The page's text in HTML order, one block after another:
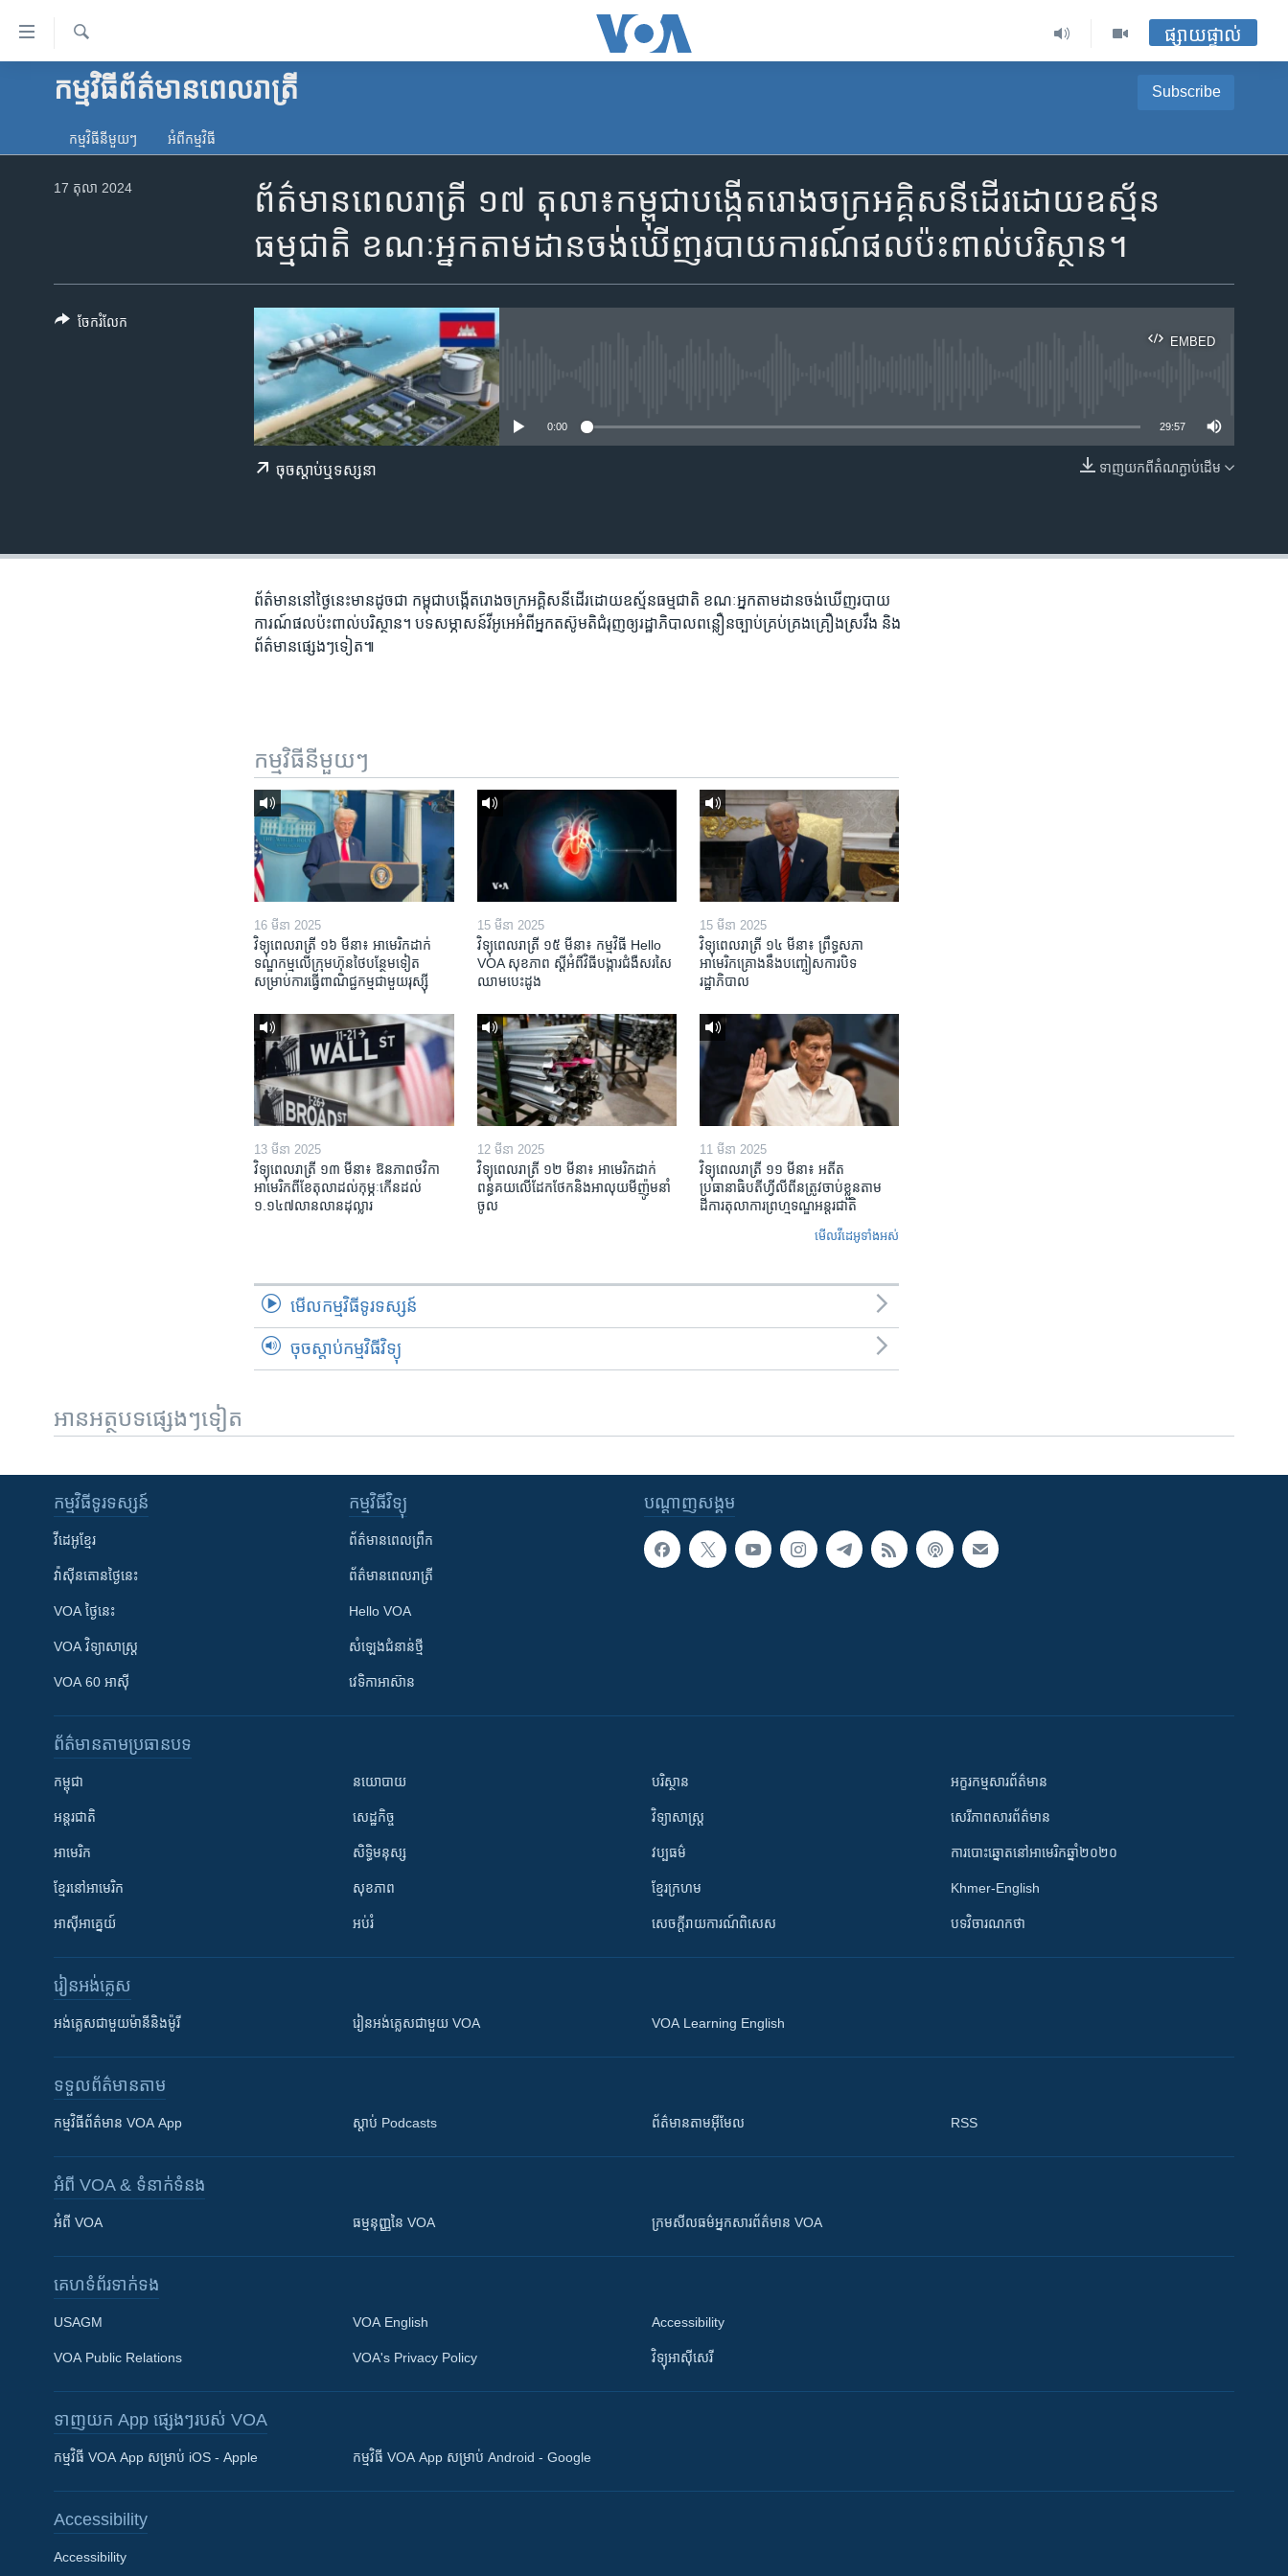
ទៅ​
គេហទំព័រ​
ទាក់ទង
និង​អាមេរិក
ទូរទស្សន៍ / វីដេអូ​
Khmer English
ភាសា
រក
ផ្សាយផ្ទាល់
កម្មវិធី​ព័ត៌មាន​ពេលរាត្រី Subscribe
Apple Podcasts
កម្មវិធី​នីមួយៗ អំពី​កម្មវិធី​
ព័ត៌មានពេលរាត្រី ១៧ តុលា៖កម្ពុជា​បង្កើត​រោង​ចក្រ​អគ្គិសនី​ដើរ​ដោយ​ឧស្ម័ន​
ធម្មជាតិ​​ ខណៈ​អ្នក​តាម​ដាន​ចង់​ឃើញ​របាយ​ការណ៍​ផល​ប៉ះពាល់​បរិស្ថាន។
17 តុលា 2024
EMBED
EMBED
0:00 29:57
ទាញ​យក​ពី​តំណភ្ជាប់​ដើម
ចុច​​ស្តាប់​ឬ​ទស្សនា
ចែករំលែក
ព័ត៌មាន​នៅ​ថ្ងៃនេះ​មាន​ដូចជា កម្ពុជា​បង្កើត​រោង​ចក្រ​អគ្គិសនី​ដើរ​ដោយ​ឧស្ម័ន​ធម្មជាតិ​​ ខណៈ​អ្នក​តាម​ដាន​ចង់​ឃើញ​របាយ​
ការណ៍​ផល​ប៉ះពាល់​បរិស្ថាន។ បទសម្ភាសន៍​វីអូអេ​អំពី​អ្នក​តស៊ូ​មតិ​ជំរុញ​ឲ្យ​រដ្ឋាភិបាល​ពន្លឿន​ច្បាប់​គ្រប់គ្រង​គ្រឿង​ស្រវឹង និង​
ព័ត៌មាន​ផ្សេងៗ​ទៀត៕
កម្មវិធី​នីមួយៗ
16 មីនា 2025
វិទ្យុពេលរាត្រី ១៦ មីនា៖ អាមេរិក​ដាក់​
ទណ្ឌកម្ម​លើ​ក្រុមហ៊ុន​ថៃ​បន្ថែម​ទៀត​
សម្រាប់​ការ​ធ្វើ​ពាណិជ្ជកម្ម​ជាមួយ​រុស្ស៊ី
15 មីនា 2025
វិទ្យុពេលរាត្រី ១៥ មីនា៖ កម្មវិធី ​Hello
VOA សុខភាព ស្ដី​អំពី​វិធី​បង្ការ​ជំងឺ​សរសៃ​
ឈាម​បេះដូង
15 មីនា 2025
វិទ្យុពេលរាត្រី ១៤ មីនា៖ ព្រឹទ្ធសភា
អាមេរិកគ្រោងនឹងបញ្ចៀសការបិទ
រដ្ឋាភិបាល
13 មីនា 2025
វិទ្យុពេលរាត្រី ១៣ មីនា៖ ឱនភាព​ថវិកា​
អាមេរិក​ពី​ខែ​តុលា​ដល់​កុម្ភៈ​កើន​ដល់​
១.១៤៧​លានលាន​ដុល្លារ
12 មីនា 2025
វិទ្យុពេលរាត្រី ១២ មីនា៖ អាមេរិក​ដាក់​
ពន្ធគយ​លើ​ដែកថែក​និង​អាលុយ​មីញ៉ូម​នាំ
ចូល
11 មីនា 2025
វិទ្យុពេលរាត្រី ១១ មីនា៖ អតីត​
ប្រធានាធិបតីហ្វីលីពីន​ត្រូវ​ចាប់ខ្លួនតាម
ដីការ​តុលាការ​ព្រហ្មទណ្ឌ​អន្តរជាតិ
មើល​វីដេអូ​ទាំង​អស់
មើល​កម្មវិធី​ទូរទស្សន៍
ចុចស្តាប់កម្មវិធីវិទ្យុ
អានអត្ថបទផ្សេងៗទៀត
បណ្តាញ​សង្គម
កម្មវិធី​ទូរទស្សន៍
វីដេអូ​ខ្មែរ
វ៉ាស៊ីនតោន​ថ្ងៃ​នេះ
VOA ថ្ងៃនេះ
VOA ​វិទ្យាសាស្ត្រ
VOA 60 អាស៊ី
កម្មវិធី​វិទ្យុ
ព័ត៌មាន​ពេល​ព្រឹក
ព័ត៌មាន​​ពេល​រាត្រី
Hello VOA
សំឡេង​ជំនាន់​ថ្មី
វេទិកា​អាស៊ាន
ព័ត៌មាន​តាមប្រធានបទ​
កម្ពុជា
អន្តរជាតិ
អាមេរិក
ខ្មែរ​នៅអាមេរិក
អាស៊ីអាគ្នេយ៍
នយោបាយ
សេដ្ឋកិច្ច
សិទ្ធិមនុស្ស
សុខភាព
អប់រំ
បរិស្ថាន
វិទ្យាសាស្រ្ត
វប្បធម៌
ខ្មែរក្រហម
សេចក្តីរាយការណ៍ពិសេស
អក្ខរកម្មសារព័ត៌មាន
សេរីភាពសារព័ត៌មាន
ការបោះឆ្នោតនៅអាមេរិកឆ្នាំ២០២០
Khmer-English
បទវិចារណកថា
រៀន​​អង់គ្លេស
អង់គ្លេស​ជាមួយ​ម៉ានី​និង​ម៉ូរី រៀន​​​​​​អង់គ្លេស​​ជាមួយ VOA VOA Learning English
ទទួល​ព័ត៌មាន​តាម
កម្មវិធី​ព័ត៌មាន VOA App ស្តាប់ Podcasts ព័ត៌មាន​តាម​អ៊ីមែល RSS
អំពី​ VOA & ទំនាក់ទំនង
អំពី​ VOA ធម្មនុញ្ញ​នៃ VOA ក្រម​​​សីលធម៌​​​អ្នក​​​សារព័ត៌មាន VOA
គេហទំព័រ​​ទាក់ទង
USAGM
VOA Public Relations
VOA English
VOA's Privacy Policy
Accessibility
វិទ្យុ​អាស៊ី​សេរី
ទាញយក​ App ផ្សេងៗ​របស់​ VOA
កម្មវិធី​ VOA App សម្រាប់ iOS - Apple កម្មវិធី​ VOA App សម្រាប់ Android - Google
Accessibility
Accessibility